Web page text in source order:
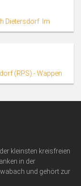
kleinsten kreisfreien
in der
und gehört zur